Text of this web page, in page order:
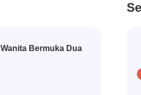
Wanita Bermuka Dua